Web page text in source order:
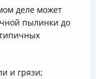
деле может
пылинки до
и грязи;